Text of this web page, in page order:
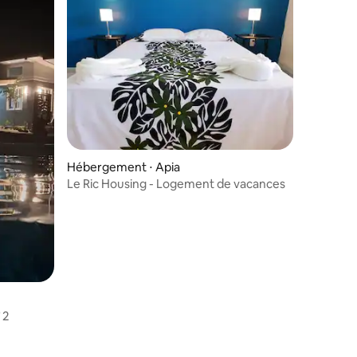
Hébergement ⋅ Apia
Le Ric Housing - Logement de vacances